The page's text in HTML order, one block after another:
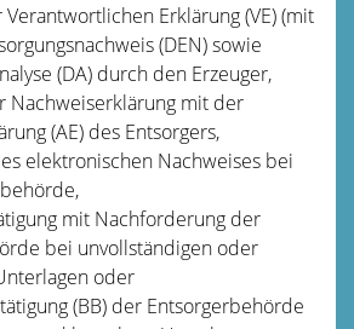
Erklärung (VE) (mit
(DEN) sowie
(DA) durch den Erzeuger,
Nachweiserklärung mit der
(AE) des Entsorgers,
elektronischen Nachweises bei
mit Nachforderung der
bei unvollständigen oder
oder
(BB) der Entsorgerbehörde